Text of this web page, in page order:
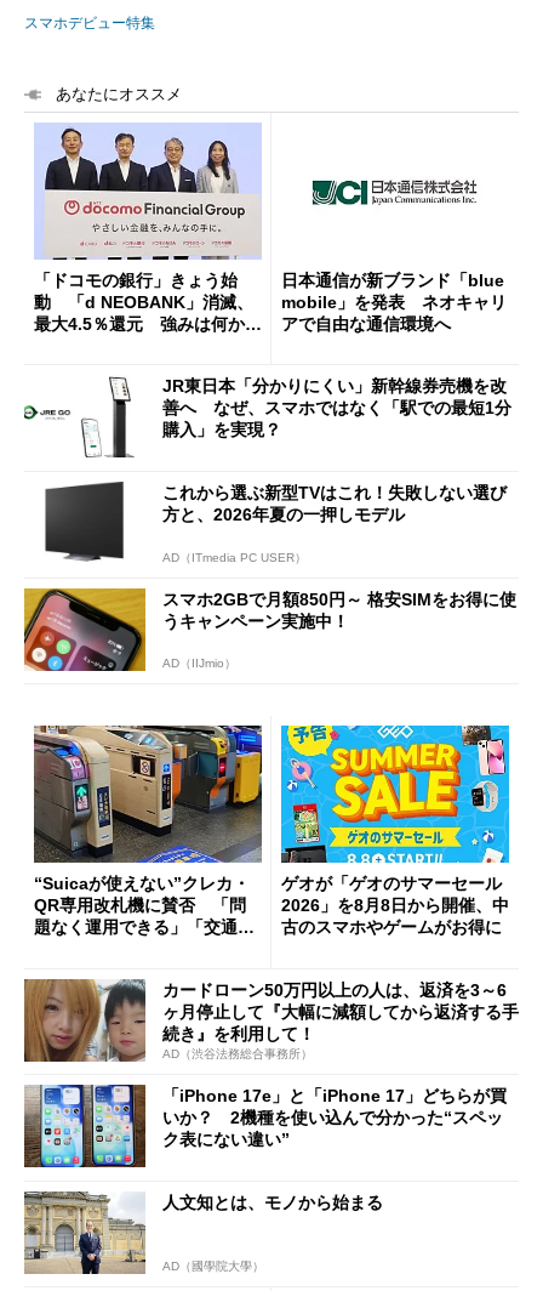
スマホデビュー特集
あなたにオススメ
「ドコモの銀行」きょう始
動 「d NEOBANK」消滅、
最大4.5％還元 強みは何か解
日本通信が新ブランド「blue
mobile」を発表 ネオキャリ
アで自由な通信環境へ
JR東日本「分かりにくい」新幹線券売機を改
善へ なぜ、スマホではなく「駅での最短1分
購入」を実現？
これから選ぶ新型TVはこれ！失敗しない選び
方と、2026年夏の一押しモデル
AD（ITmedia PC USER）
スマホ2GBで月額850円～ 格安SIMをお得に使
うキャンペーン実施中！
AD（IIJmio）
“Suicaが使えない”クレカ・
QR専用改札機に賛否 「問
題なく運用できる」「交通系I
ゲオが「ゲオのサマーセール
2026」を8月8日から開催、中
古のスマホやゲームがお得に
カードローン50万円以上の人は、返済を3～6
ヶ月停止して『大幅に減額してから返済する手
続き』を利用して！
AD（渋谷法務総合事務所）
「iPhone 17e」と「iPhone 17」どちらが買
いか？ 2機種を使い込んで分かった“スペッ
ク表にない違い”
人文知とは、モノから始まる
AD（國學院大學）